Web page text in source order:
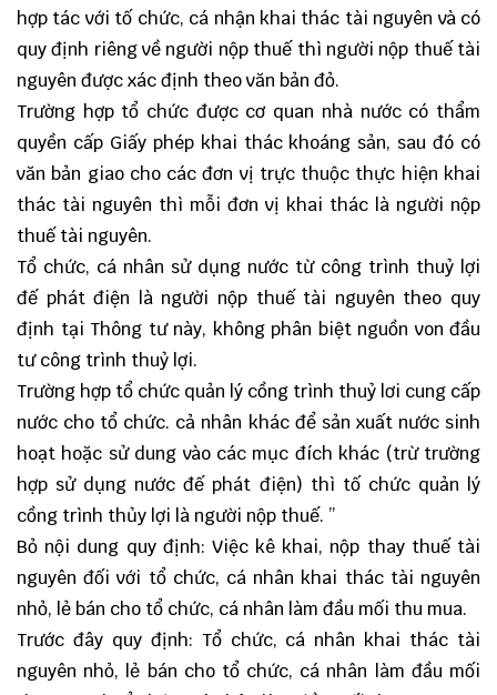
hợp tác với tố chức, cá nhận khai thác tài nguyên và có
quy định riêng về người nộp thuế thì người nộp thuế tài
nguyên được xác định theo văn bản đỏ.
Trường hợp tổ chức được cơ quan nhà nước có thẩm
quyền cấp Giấy phép khai thác khoáng sản, sau đó có
văn bản giao cho các đơn vị trực thuộc thực hiện khai
thác tài nguyên thì mỗi đơn vị khai thác là người nộp
thuế tài nguyên.
Tổ chức, cá nhân sử dụng nước từ công trình thuỷ lợi
đế phát điện là người nộp thuế tài nguyên theo quy
định tại Thông tư này, không phân biệt nguồn von đầu
tư công trình thuỷ lợi.
Trường hợp tổ chức quản lý cồng trình thuỷ lơi cung cấp
nước cho tổ chức. cả nhân khác để sản xuất nước sinh
hoạt hoặc sử dung vào các mục đích khác (trừ trường
hợp sử dụng nước đế phát điện) thì tố chức quản lý
cồng trình thủy lợi là người nộp thuế. ”
Bỏ nội dung quy định: Việc kê khai, nộp thay thuế tài
nguyên đối với tổ chức, cá nhân khai thác tài nguyên
nhỏ, lẻ bán cho tổ chức, cá nhân làm đầu mối thu mua.
Trước đây quy định: Tổ chức, cá nhân khai thác tài
nguyên nhỏ, lẻ bán cho tổ chức, cá nhân làm đầu mối